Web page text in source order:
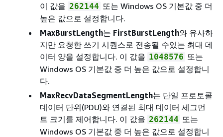
이 값을 262144 또는 Windows OS 기본값 중 더
높은 값으로 설정합니다.
MaxBurstLength는 FirstBurstLength와 유사하
지만 요청한 쓰기 시퀀스로 전송될 수있는 최대 데
이터 양을 설정합니다. 이 값을 1048576 또는
Windows OS 기본값 중 더 높은 값으로 설정합니
다.
MaxRecvDataSegmentLength는 단일 프로토콜
데이터 단위(PDU)와 연결된 최대 데이터 세그먼
트 크기를 제어합니다. 이 값을 262144 또는
Windows OS 기본값 중 더 높은 값으로 설정합니